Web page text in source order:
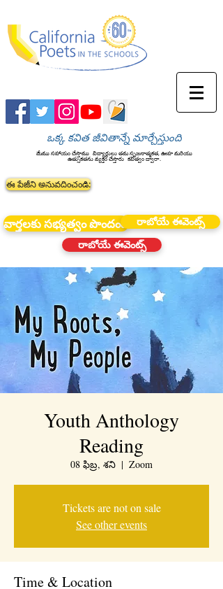
ఒక్క కవిత జీవితాన్నే మార్చేస్తుంది
మేము సహాయం చేస్తాము విద్యార్థులు తమ సృజనాత్మకత, ఊహ మరియు
ఉత్సుకతను వ్యక్తం చేస్తారు కవిత్వం ద్వారా.
ఈ పేజీని అనువదించండి:
వార్తలకు సభ్యత్వం పొందండి
రాబోయే ఈవెంట్స్
రాబోయే ఈవెంట్స్
Youth Anthology
Reading
08 ఫిబ్ర, శని
  |
Zoom
Tickets are not on sale
See other events
Time & Location